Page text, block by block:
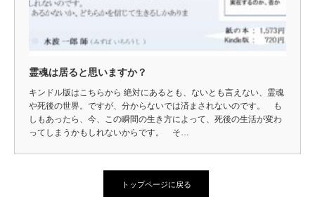
霊魂は居ると思いますか？
キンドル版はこちらから 絶対にあるとも、ないとも言えない、霊魂
や死後の世界。ですが、分からないでは済まされないのです。 も
しもあったら、今、この瞬間の生き方によって、死後の生活が変わ
ってしまうかもしれないからです。 そ…
トップページに戻る